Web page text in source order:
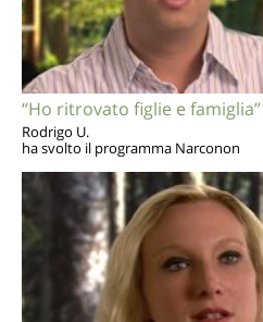
“Ho ritrovato figlie e famiglia”
Rodrigo U.
ha svolto il programma Narconon